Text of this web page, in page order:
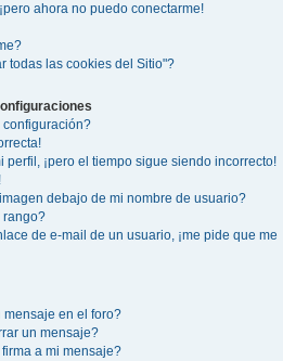
ahora no puedo conectarme!
todas las cookies del Sitio"?
configuración?
¡pero el tiempo sigue siendo incorrecto!
debajo de mi nombre de usuario?
rango?
de e-mail de un usuario, ¡me pide que me
en el foro?
un mensaje?
a mi mensaje?